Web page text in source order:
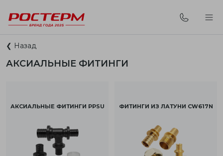
❮ Назад
АКСИАЛЬНЫЕ ФИТИНГИ
АКСИАЛЬНЫЕ ФИТИНГИ PPSU ФИТИНГИ ИЗ ЛАТУНИ CW617N